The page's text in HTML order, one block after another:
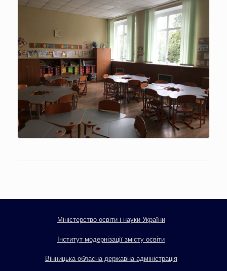
Міністерство освіти і науки України
Інститут модернізації змісту освіти
Вінницька обласна державна адміністрація